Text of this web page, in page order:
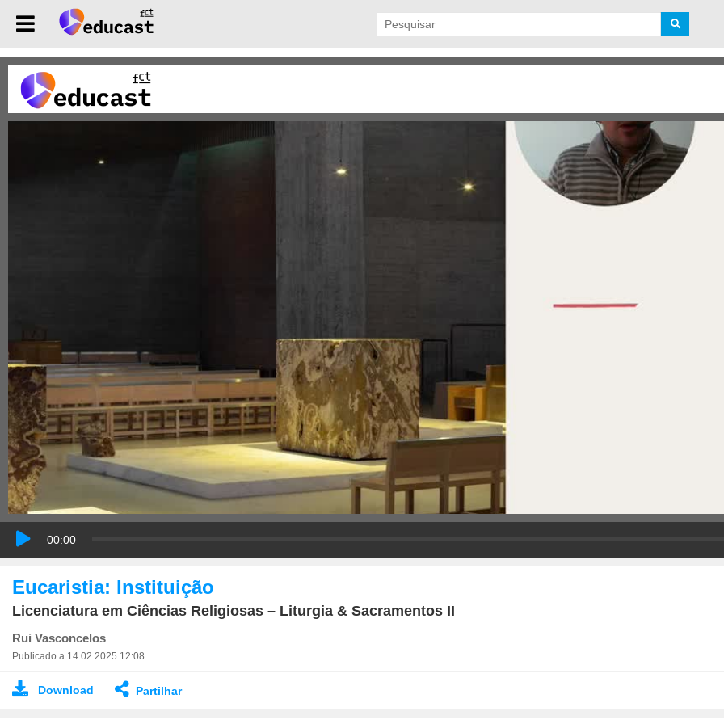
00:00
Eucaristia: Instituição
Licenciatura em Ciências Religiosas – Liturgia & Sacramentos II
Rui Vasconcelos
Publicado a 14.02.2025 12:08
Download Partilhar